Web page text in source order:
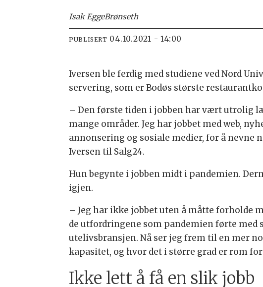
Isak EggeBrønseth
PUBLISERT 04.10.2021 - 14:00
Iversen ble ferdig med studiene ved Nord
servering, som er Bodøs største
– Den første tiden i jobben har vært utrolig
mange områder. Jeg har jobbet med web,
annonsering og sosiale medier, for å nevne
Iversen til Salg24.
Hun begynte i jobben midt i pandemien.
igjen.
– Jeg har ikke jobbet uten å måtte forholde
de utfordringene som pandemien førte med
utelivsbransjen. Nå ser jeg frem til en mer
kapasitet, og hvor det i større grad er rom
Ikke lett å få en slik jobb